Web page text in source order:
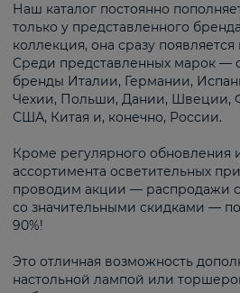
Наш каталог постоянно
только у представленного
коллекция, она сразу
Среди представленных марок —
бренды Италии, Германии,
Чехии, Польши, Дании, Швеции,
США, Китая и, конечно, России.
Кроме регулярного обновления
ассортимента осветительных
проводим акции — распродажи
со значительными скидками —
90%!
Это отличная возможность
настольной лампой или